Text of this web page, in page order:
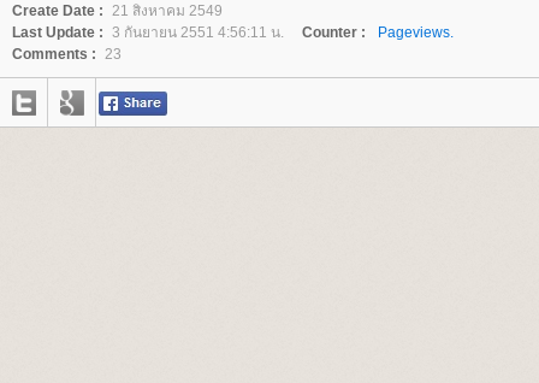
Create Date : 21 สิงหาคม 2549
Last Update : 3 กันยายน 2551 4:56:11 น. Counter :
Pageviews.
Comments : 23